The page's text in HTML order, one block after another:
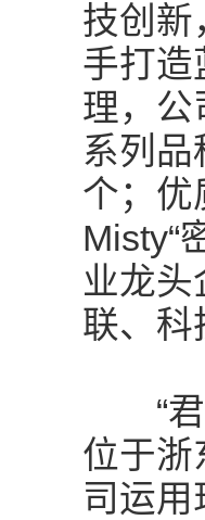
技创新
手打造
理，公
系列
个；优
Misty“
业龙头
联、科
“君
位于浙
司运用